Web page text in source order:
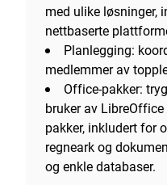
med ulike løsninger,
nettbaserte
Planlegging:
medlemmer av
Office-pakker:
bruker av
pakker, inkludert for
regneark og
og enkle databaser.